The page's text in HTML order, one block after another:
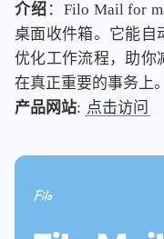
介绍 ：Filo Mail for
桌面收件箱。它能自
优化工作流程，助你
在真正重要的事务上。
产品网站: 点击访问